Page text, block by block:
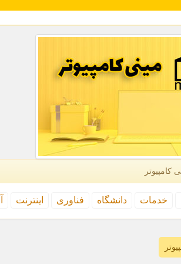
كامپیوتر
خدمات دانشگاه فناوری اینترنت